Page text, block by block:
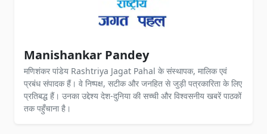
Manishankar Pandey
मणिशंकर पांडेय Rashtriya Jagat Pahal के संस्थापक, मालिक एवं
प्रबंध संपादक हैं। वे निष्पक्ष, सटीक और जनहित से जुड़ी पत्रकारिता के लिए
प्रतिबद्ध हैं। उनका उद्देश्य देश-दुनिया की सच्ची और विश्वसनीय खबरें पाठकों
तक पहुँचाना है।